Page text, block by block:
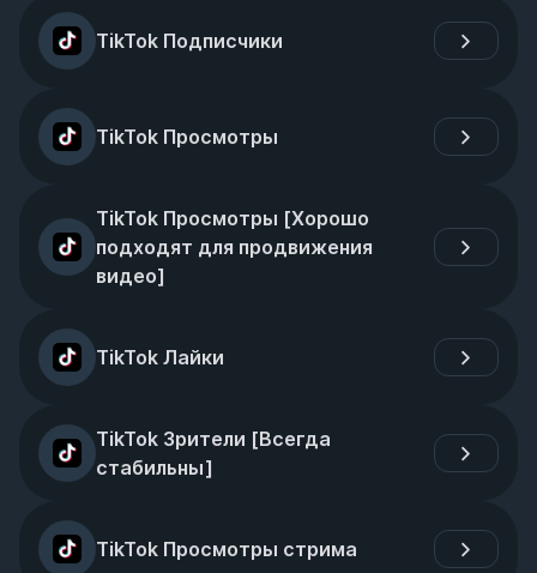
TikTok Подписчики
TikTok Просмотры
TikTok Просмотры [Хорошо
подходят для продвижения
видео]
TikTok Лайки
TikTok Зрители [Всегда
стабильны]
TikTok Просмотры стрима